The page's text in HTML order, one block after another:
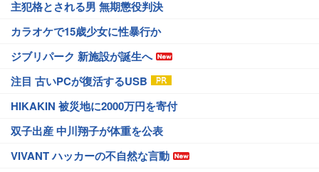
主犯格とされる男 無期懲役判決
カラオケで15歳少女に性暴行か
ジブリパーク 新施設が誕生へ
注目 古いPCが復活するUSB
HIKAKIN 被災地に2000万円を寄付
双子出産 中川翔子が体重を公表
VIVANT ハッカーの不自然な言動